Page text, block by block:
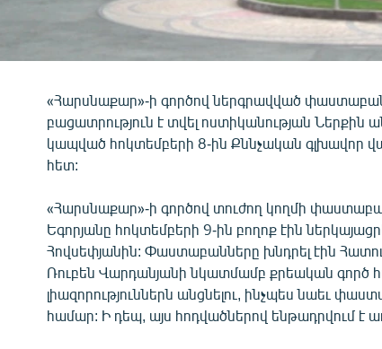
«Հարսնաքար»-ի գործով ներգրավված փաստաբան
բացատրություն է տվել ոստիկանության Ներքին
կապված հոկտեմբերի 8-ին Քննչական գլխավոր
հետ:
«Հարսնաքար»-ի գործով տուժող կողմի
Եգորյանը հոկտեմբերի 9-ին բողոք էին
Հովսեփյանին: Փաստաբանները խնդրել էին
Ռուբեն Վարդանյանի նկատմամբ քրեական գործ
լիազորություններն անցնելու, ինչպես նաեւ
համար: Ի դեպ, այս հոդվածներով ենթադրվում է